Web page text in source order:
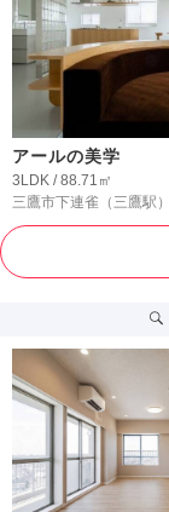
アールの美学
3LDK / 88.71㎡
三鷹市下連雀 （三鷹駅）